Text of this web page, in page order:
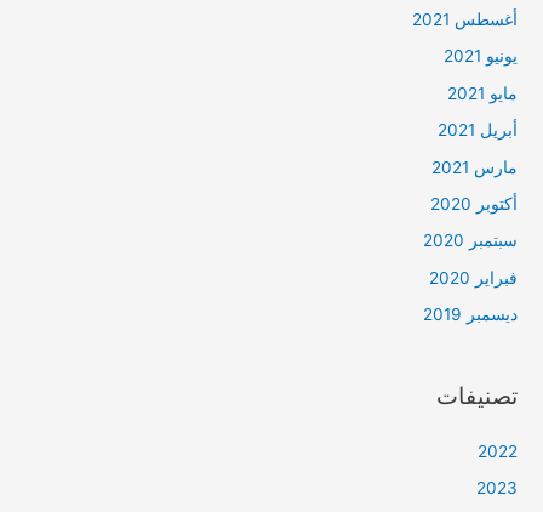
أغسطس 2021
يونيو 2021
مايو 2021
أبريل 2021
مارس 2021
أكتوبر 2020
سبتمبر 2020
فبراير 2020
ديسمبر 2019
تصنيفات
2022
2023